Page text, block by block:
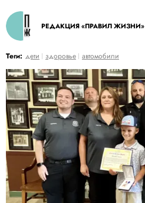
РЕДАКЦИЯ «ПРАВИЛ ЖИЗНИ»
Теги: дети здоровье автомобили